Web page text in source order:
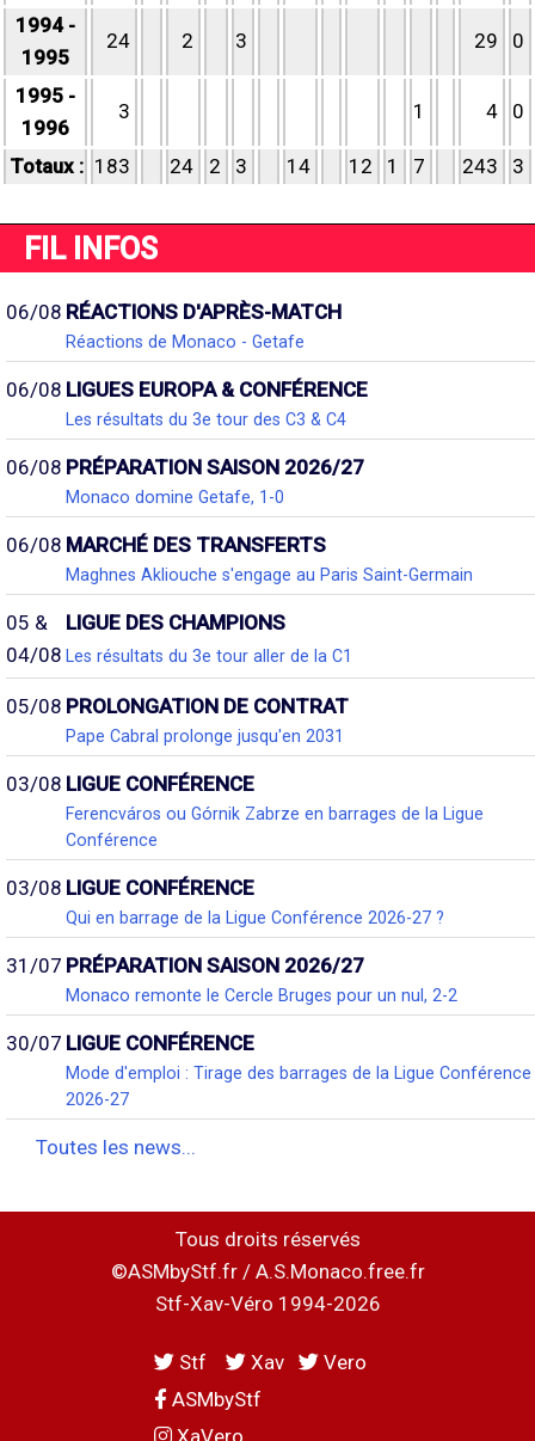
1994 -
1995
24 2 3 29 0
1995 -
1996
3 1 4 0
Totaux : 183 24 2 3 14 12 1 7 243 3
FIL INFOS
06/08 RÉACTIONS D'APRÈS-MATCH
Réactions de Monaco - Getafe
06/08 LIGUES EUROPA & CONFÉRENCE
Les résultats du 3e tour des C3 & C4
06/08 PRÉPARATION SAISON 2026/27
Monaco domine Getafe, 1-0
06/08 MARCHÉ DES TRANSFERTS
Maghnes Akliouche s'engage au Paris Saint-Germain
05 &
04/08
LIGUE DES CHAMPIONS
Les résultats du 3e tour aller de la C1
05/08 PROLONGATION DE CONTRAT
Pape Cabral prolonge jusqu'en 2031
03/08 LIGUE CONFÉRENCE
Ferencváros ou Górnik Zabrze en barrages de la Ligue
Conférence
03/08 LIGUE CONFÉRENCE
Qui en barrage de la Ligue Conférence 2026-27 ?
31/07 PRÉPARATION SAISON 2026/27
Monaco remonte le Cercle Bruges pour un nul, 2-2
30/07 LIGUE CONFÉRENCE
Mode d'emploi : Tirage des barrages de la Ligue Conférence
2026-27
Toutes les news...
Tous droits réservés
©ASMbyStf.fr / A.S.Monaco.free.fr
Stf-Xav-Véro 1994-2026
Stf Xav
Vero
ASMbyStf
XaVero